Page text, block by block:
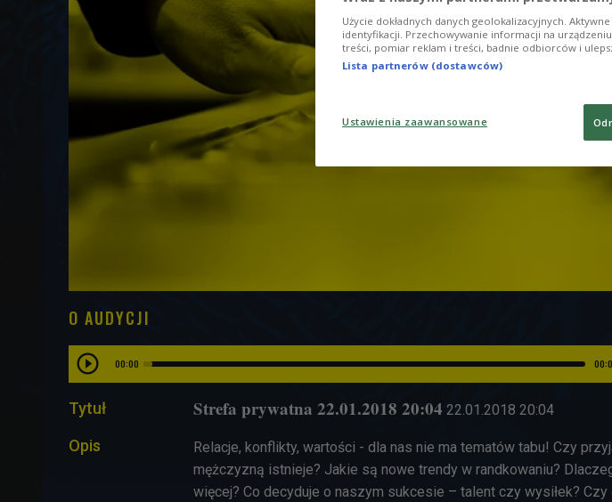
O AUDYCJI
00:00
Tytuł Strefa prywatna 22.01.2018 20:04 22.01.2018 20:04
Opis
Relacje, konflikty, wartości - dla nas nie ma tematów tabu! Czy
mężczyzną istnieje? Jakie są nowe trendy w randkowaniu?
więcej? Co decyduje o naszym sukcesie – talent czy wysiłek?
Użycie dokładnych danych geolokalizacyjnych.
identyfikacji. Przechowywanie informacji na
treści, pomiar reklam i treści, badnie odbiorców i
Lista partnerów (dostawców)
Ustawienia zaawansowane